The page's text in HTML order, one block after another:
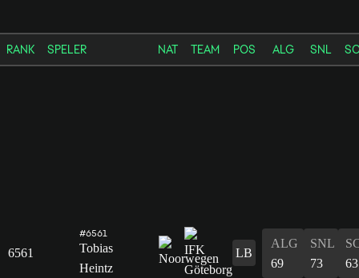
RANK SPELER NAT TEAM POS ALG SNL
6561
#6561
Tobias
Heintz
LB
ALG
69
SNL
73
63